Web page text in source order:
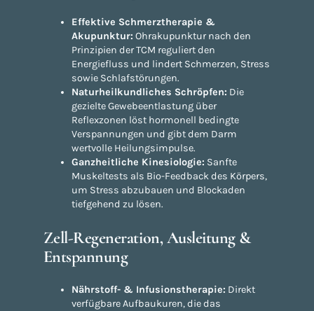
Effektive Schmerztherapie &
Akupunktur: Ohrakupunktur nach den
Prinzipien der TCM reguliert den
Energiefluss und lindert Schmerzen, Stress
sowie Schlafstörungen.
Naturheilkundliches Schröpfen: Die
gezielte Gewebeentlastung über
Reflexzonen löst hormonell bedingte
Verspannungen und gibt dem Darm
wertvolle Heilungsimpulse.
Ganzheitliche Kinesiologie: Sanfte
Muskeltests als Bio-Feedback des Körpers,
um Stress abzubauen und Blockaden
tiefgehend zu lösen.
Zell-Regeneration, Ausleitung &
Entspannung
Nährstoff- & Infusionstherapie: Direkt
verfügbare Aufbaukuren, die das